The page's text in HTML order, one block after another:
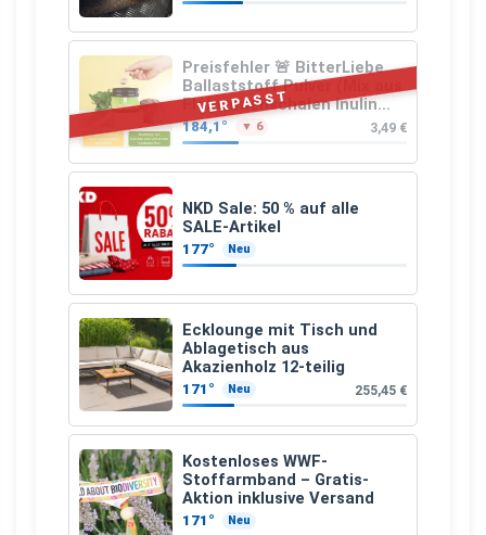
VERPASST
Preisfehler 🚨 BitterLiebe
Ballaststoff Pulver (Mix aus
Flohsamenschalen Inulin
(Präbiotika) Leinsamen &
Apfelfaser)
184,1° ▼ 6 3,49 €
NKD Sale: 50 % auf alle
SALE-Artikel
177° Neu
Ecklounge mit Tisch und
Ablagetisch aus
Akazienholz 12-teilig
171° Neu 255,45 €
Kostenloses WWF-
Stoffarmband – Gratis-
Aktion inklusive Versand
171° Neu